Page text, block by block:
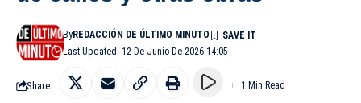
Last Updated: 12 De Junio De 2026 14:05
ByREDACCIÓN DE ÚLTIMO MINUTO
Share 1 Min Read